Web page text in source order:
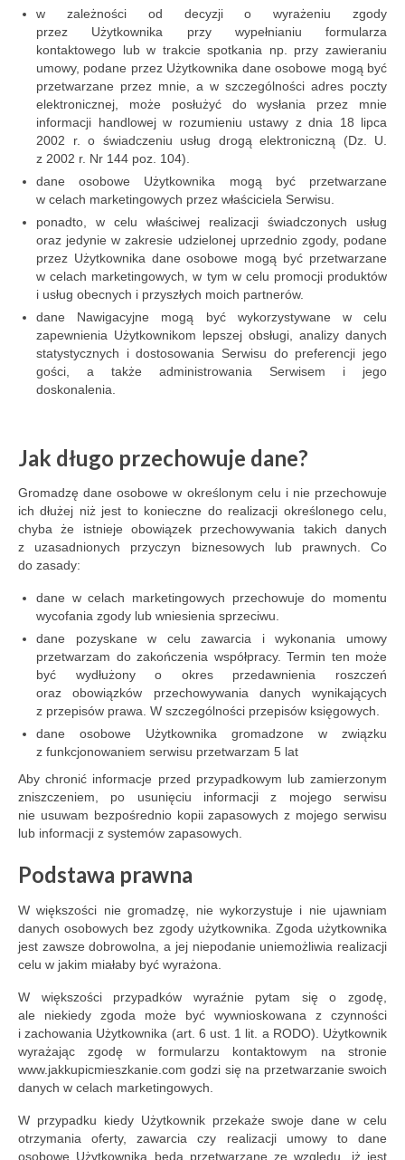
w zależności od decyzji o wyrażeniu zgody
przez Użytkownika przy wypełnianiu formularza
kontaktowego lub w trakcie spotkania np. przy zawieraniu
umowy, podane przez Użytkownika dane osobowe mogą być
przetwarzane przez mnie, a w szczególności adres poczty
elektronicznej, może posłużyć do wysłania przez mnie
informacji handlowej w rozumieniu ustawy z dnia 18 lipca
2002 r. o świadczeniu usług drogą elektroniczną (Dz. U.
z 2002 r. Nr 144 poz. 104).
dane osobowe Użytkownika mogą być przetwarzane
w celach marketingowych przez właściciela Serwisu.
ponadto, w celu właściwej realizacji świadczonych usług
oraz jedynie w zakresie udzielonej uprzednio zgody, podane
przez Użytkownika dane osobowe mogą być przetwarzane
w celach marketingowych, w tym w celu promocji produktów
i usług obecnych i przyszłych moich partnerów.
dane Nawigacyjne mogą być wykorzystywane w celu
zapewnienia Użytkownikom lepszej obsługi, analizy danych
statystycznych i dostosowania Serwisu do preferencji jego
gości, a także administrowania Serwisem i jego
doskonalenia.
Jak długo przechowuje dane?
Gromadzę dane osobowe w określonym celu i nie przechowuje
ich dłużej niż jest to konieczne do realizacji określonego celu,
chyba że istnieje obowiązek przechowywania takich danych
z uzasadnionych przyczyn biznesowych lub prawnych. Co
do zasady:
dane w celach marketingowych przechowuje do momentu
wycofania zgody lub wniesienia sprzeciwu.
dane pozyskane w celu zawarcia i wykonania umowy
przetwarzam do zakończenia współpracy. Termin ten może
być wydłużony o okres przedawnienia roszczeń
oraz obowiązków przechowywania danych wynikających
z przepisów prawa. W szczególności przepisów księgowych.
dane osobowe Użytkownika gromadzone w związku
z funkcjonowaniem serwisu przetwarzam 5 lat
Aby chronić informacje przed przypadkowym lub zamierzonym
zniszczeniem, po usunięciu informacji z mojego serwisu
nie usuwam bezpośrednio kopii zapasowych z mojego serwisu
lub informacji z systemów zapasowych.
Podstawa prawna
W większości nie gromadzę, nie wykorzystuje i nie ujawniam
danych osobowych bez zgody użytkownika. Zgoda użytkownika
jest zawsze dobrowolna, a jej niepodanie uniemożliwia realizacji
celu w jakim miałaby być wyrażona.
W większości przypadków wyraźnie pytam się o zgodę,
ale niekiedy zgoda może być wywnioskowana z czynności
i zachowania Użytkownika (art. 6 ust. 1 lit. a RODO). Użytkownik
wyrażając zgodę w formularzu kontaktowym na stronie
www.jakkupicmieszkanie.com godzi się na przetwarzanie swoich
danych w celach marketingowych.
W przypadku kiedy Użytkownik przekaże swoje dane w celu
otrzymania oferty, zawarcia czy realizacji umowy to dane
osobowe Użytkownika będą przetwarzane ze względu, iż jest